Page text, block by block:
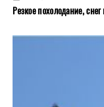
Резкое похолодание,